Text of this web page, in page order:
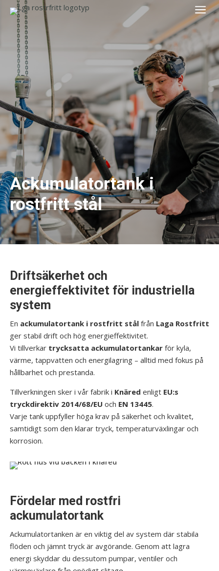
a
Ackumulatortank i
rostfritt stål
Driftsäkerhet och
energieffektivitet för industriella
system
En ackumulatortank i rostfritt stål från Laga Rostfritt
ger stabil drift och hög energieffektivitet.
Vi tillverkar trycksatta ackumulatortankar för kyla,
värme, tappvatten och energilagring – alltid med fokus på
hållbarhet och prestanda.
Tillverkningen sker i vår fabrik i Knäred enligt EU:s
tryckdirektiv 2014/68/EU och EN 13445.
Varje tank uppfyller höga krav på säkerhet och kvalitet,
samtidigt som den klarar tryck, temperaturväxlingar och
korrosion.
Fördelar med rostfri
ackumulatortank
Ackumulatortanken är en viktig del av system där stabila
flöden och jämnt tryck är avgörande. Genom att lagra
energi skyddar du dessutom pumpar, ventiler och